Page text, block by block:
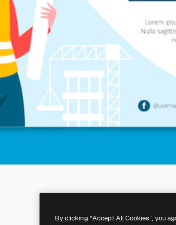
By clicking “Accept All Cookies”, you